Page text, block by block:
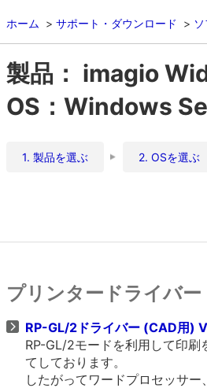
ホーム サポート・ダウンロード
製品： imagio
OS：Windows
1. 製品を選ぶ 2. OSを選ぶ
プリンタードライバー
RP-GL/2ドライバー (CAD用)
RP-GL/2モードを利用して印
てしております。
したがってワードプロセッサ